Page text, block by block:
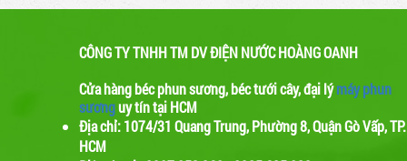
Bộ máy phun sương 15 béc phun FOG
5017
CÔNG TY TNHH TM DV ĐIỆN NƯỚC HOÀNG OANH
Cửa hàng béc phun sương, béc tưới cây, đại lýmáy phun
sươnguy tín tại HCM
Địa chỉ: 1074/31 Quang Trung, Phường 8, Quận Gò Vấp, TP.
HCM